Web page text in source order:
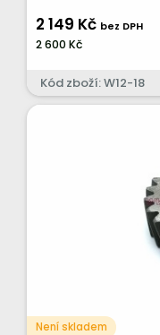
2 149 Kč bez DPH
2 600 Kč
Kód zboží: W12-18
Není skladem